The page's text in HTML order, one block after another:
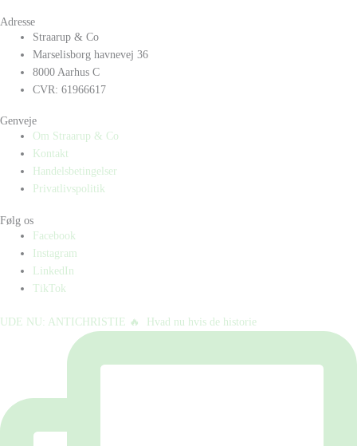
Adresse
Straarup & Co
Marselisborg havnevej 36
8000 Aarhus C
CVR: 61966617
Genveje
Om Straarup & Co
Kontakt
Handelsbetingelser
Privatlivspolitik
Følg os
Facebook
Instagram
LinkedIn
TikTok
UDE NU: ANTICHRISTIE 🔥⁠ ⁠ Hvad nu hvis de historie